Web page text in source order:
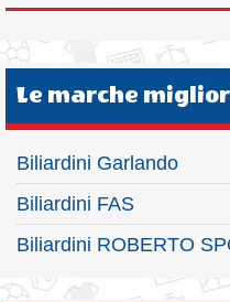
Le marche
Biliardini Garlando
Biliardini FAS
Biliardini ROBERTO